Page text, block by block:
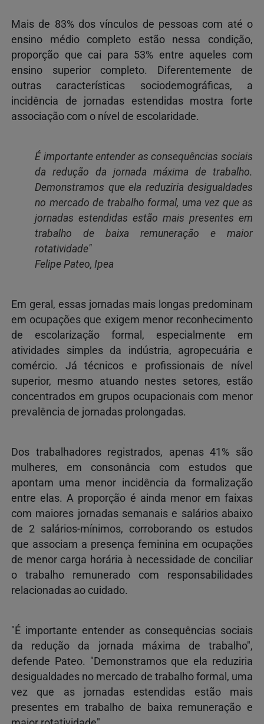
Mais de 83% dos vínculos de pessoas com até o
ensino médio completo estão nessa condição,
proporção que cai para 53% entre aqueles com
ensino superior completo. Diferentemente de
outras características sociodemográficas, a
incidência de jornadas estendidas mostra forte
associação com o nível de escolaridade.
É importante entender as consequências sociais
da redução da jornada máxima de trabalho.
Demonstramos que ela reduziria desigualdades
no mercado de trabalho formal, uma vez que as
jornadas estendidas estão mais presentes em
trabalho de baixa remuneração e maior
rotatividade"
Felipe Pateo, Ipea
Em geral, essas jornadas mais longas predominam
em ocupações que exigem menor reconhecimento
de escolarização formal, especialmente em
atividades simples da indústria, agropecuária e
comércio. Já técnicos e profissionais de nível
superior, mesmo atuando nestes setores, estão
concentrados em grupos ocupacionais com menor
prevalência de jornadas prolongadas.
Dos trabalhadores registrados, apenas 41% são
mulheres, em consonância com estudos que
apontam uma menor incidência da formalização
entre elas. A proporção é ainda menor em faixas
com maiores jornadas semanais e salários abaixo
de 2 salários-mínimos, corroborando os estudos
que associam a presença feminina em ocupações
de menor carga horária à necessidade de conciliar
o trabalho remunerado com responsabilidades
relacionadas ao cuidado.
"É importante entender as consequências sociais
da redução da jornada máxima de trabalho",
defende Pateo. "Demonstramos que ela reduziria
desigualdades no mercado de trabalho formal, uma
vez que as jornadas estendidas estão mais
presentes em trabalho de baixa remuneração e